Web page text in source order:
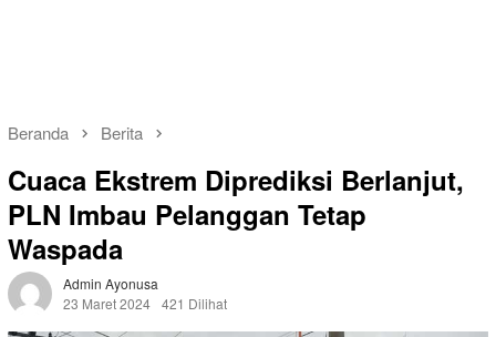
Beranda Berita
Cuaca Ekstrem Diprediksi Berlanjut,
PLN Imbau Pelanggan Tetap
Waspada
Admin Ayonusa
23 Maret 2024 421 Dilihat